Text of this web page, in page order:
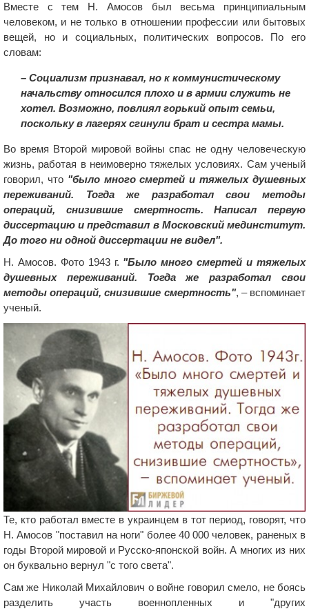
Вместе с тем Н. Амосов был весьма принципиальным
человеком, и не только в отношении профессии или бытовых
вещей, но и социальных, политических вопросов. По его
словам:
– Социализм признавал, но к коммунистическому
начальству относился плохо и в армии служить не
хотел. Возможно, повлиял горький опыт семьи,
поскольку в лагерях сгинули брат и сестра мамы.
Во время Второй мировой войны спас не одну человеческую
жизнь, работая в неимоверно тяжелых условиях. Сам ученый
говорил, что "было много смертей и тяжелых душевных
переживаний. Тогда же разработал свои методы
операций, снизившие смертность. Написал первую
диссертацию и представил в Московский мединститут.
До того ни одной диссертации не видел".
Н. Амосов. Фото 1943 г. "Было много смертей и тяжелых
душевных переживаний. Тогда же разработал свои
методы операций, снизившие смертность", – вспоминает
ученый.
Те, кто работал вместе в украинцем в тот период, говорят, что
Н. Амосов "поставил на ноги" более 40 000 человек, раненых в
годы Второй мировой и Русско-японской войн. А многих из них
он буквально вернул "с того света".
Сам же Николай Михайлович о войне говорил смело, не боясь
разделить участь военнопленных и "других